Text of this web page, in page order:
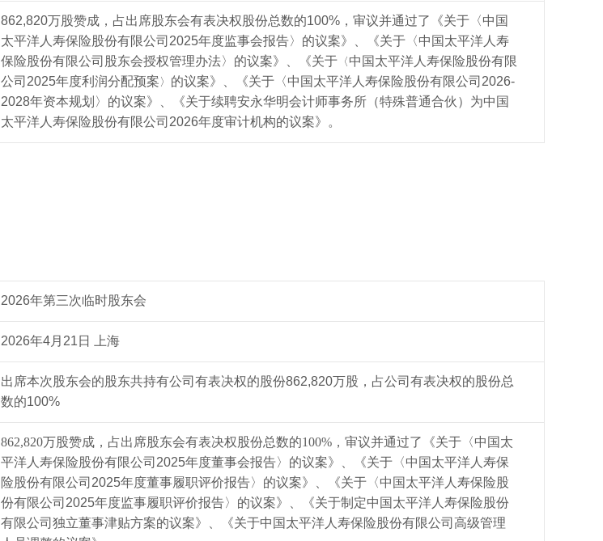
862,820万股赞成，占出席股东会有表决权股份总数的100%，审议并通过了《关于〈中国
太平洋人寿保险股份有限公司2025年度监事会报告〉的议案》、《关于〈中国太平洋人寿
保险股份有限公司股东会授权管理办法〉的议案》、《关于 〈中国太平洋人寿保险股份有限
公司2025年度利润分配预案〉 的议案》、《关于〈中国太平洋人寿保险股份有限公司2026-
2028年资本规划〉的议案》、《关于续聘安永华明会计师事务所（特殊普通合伙）为中国
太平洋人寿保险股份有限公司2026年度审计机构的议案》
。
2026年第三次临时股东会
2026年4月 21 日 上海
出席本次股东会的股东共持有公司有表决权的股份862,820万股，占公司有表决权的股份总
数的100%
862,820万股赞成，占出席股东会有表决权股份总数的100%，审议并通过了
《关于〈中国太
平洋人寿保险股份有限公司2025年度董事会报告〉的议案》、《关于〈中国太平洋人寿保
险股份有限公司2025年度董事履职评价报告〉的议案》、《关于〈中国太平洋人寿保险股
份有限公司2025年度监事履职评价报告〉的议案》、《关于制定中国太平洋人寿保险股份
有限公司独立董事津贴方案的议案》、《关于中国太平洋人寿保险股份有限公司高级管理